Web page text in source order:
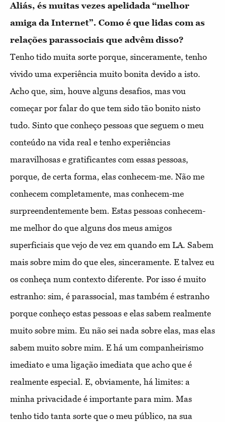
Aliás, és muitas vezes apelidada “melhor
amiga da Internet”. Como é que lidas com as
relações parassociais que advêm disso?
Tenho tido muita sorte porque, sinceramente, tenho
vivido uma experiência muito bonita devido a isto.
Acho que, sim, houve alguns desafios, mas vou
começar por falar do que tem sido tão bonito nisto
tudo. Sinto que conheço pessoas que seguem o meu
conteúdo na vida real e tenho experiências
maravilhosas e gratificantes com essas pessoas,
porque, de certa forma, elas conhecem-me. Não me
conhecem completamente, mas conhecem-me
surpreendentemente bem. Estas pessoas conhecem-
me melhor do que alguns dos meus amigos
superficiais que vejo de vez em quando em LA. Sabem
mais sobre mim do que eles, sinceramente. E talvez eu
os conheça num contexto diferente. Por isso é muito
estranho: sim, é parassocial, mas também é estranho
porque conheço estas pessoas e elas sabem realmente
muito sobre mim. Eu não sei nada sobre elas, mas elas
sabem muito sobre mim. E há um companheirismo
imediato e uma ligação imediata que acho que é
realmente especial. E, obviamente, há limites: a
minha privacidade é importante para mim. Mas
tenho tido tanta sorte que o meu público, na sua